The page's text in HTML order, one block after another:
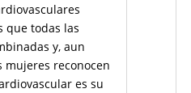
que todas las
y, aun
mujeres reconocen
es su